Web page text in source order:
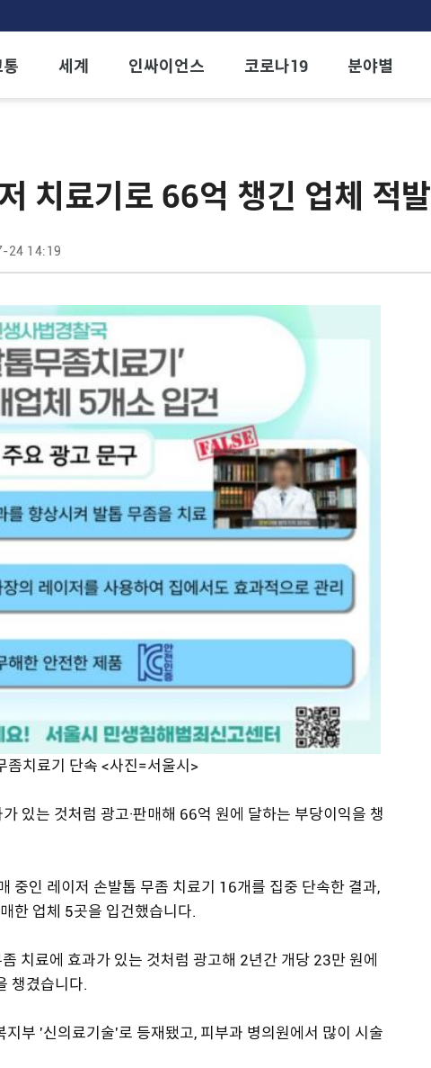
통 세계 인싸이언스 코로나19 분야별
치료기로 66억 챙긴 업체 적발
24 14:19
좀치료기 단속 <사진=서울시>
있는 것처럼 광고·판매해 66억 원에 달하는 부당이익을 챙
중인 레이저 손발톱 무좀 치료기 16개를 집중 단속한 결과,
한 업체 5곳을 입건했습니다.
치료에 효과가 있는 것처럼 광고해 2년간 개당 23만 원에
챙겼습니다.
부 '신의료기술'로 등재됐고, 피부과 병의원에서 많이 시술